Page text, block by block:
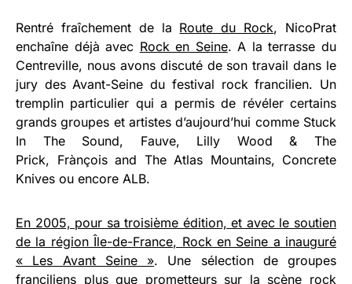
Rentré fraîchement de la Route du Rock, NicoPrat
enchaîne déjà avec Rock en Seine. A la terrasse du
Centreville, nous avons discuté de son travail dans le
jury des Avant-Seine du festival rock francilien. Un
tremplin particulier qui a permis de révéler certains
grands groupes et artistes d’aujourd’hui comme Stuck
In The Sound, Fauve, Lilly Wood & The
Prick, Frànçois and The Atlas Mountains, Concrete
Knives ou encore ALB.
En 2005, pour sa troisième édition, et avec le soutien
de la région Île-de-France, Rock en Seine a inauguré
« Les Avant Seine ». Une sélection de groupes
franciliens plus que prometteurs sur la scène rock